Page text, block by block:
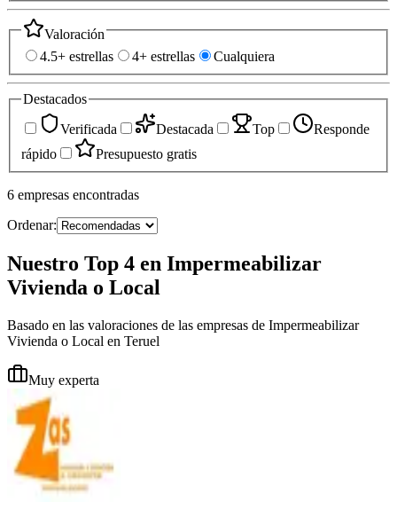
Valoración
4.5+ estrellas
4+ estrellas Cualquiera
Destacados
Verificada
Destacada Top
Responde
rápido
Presupuesto gratis
6 empresas encontradas
Ordenar:
Nuestro Top 4 en Impermeabilizar
Vivienda o Local
Basado en las valoraciones de las empresas de Impermeabilizar
Vivienda o Local en Teruel
Muy experta